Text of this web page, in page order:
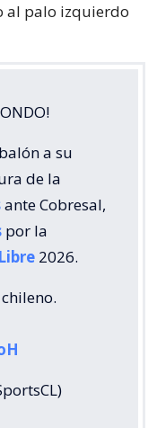
al palo izquierdo
a su
de la
ante Cobresal,
por la
2026.